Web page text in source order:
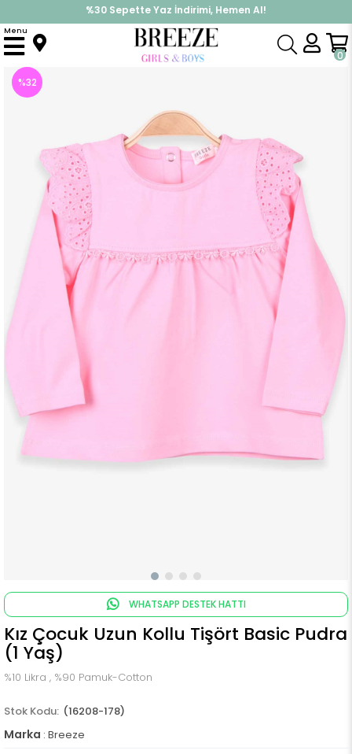
%30 Sepette Yaz İndirimi, Hemen Al!
İndirimlere ek %10 İndirimi Kap, Hemen Üye Ol!
0
Menu
Anasayfa Üst Giyim Uzun Kollu Tişört Kız Çocuk Uzun Kollu Tişört Basic Pudra (1 Yaş)
%32
WHATSAPP DESTEK HATTI
Kız Çocuk Uzun Kollu Tişört Basic Pudra
(1 Yaş)
%10 Likra , %90 Pamuk-Cotton
(16208-178)
Marka : Breeze